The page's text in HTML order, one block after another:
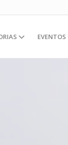
EVENTOS